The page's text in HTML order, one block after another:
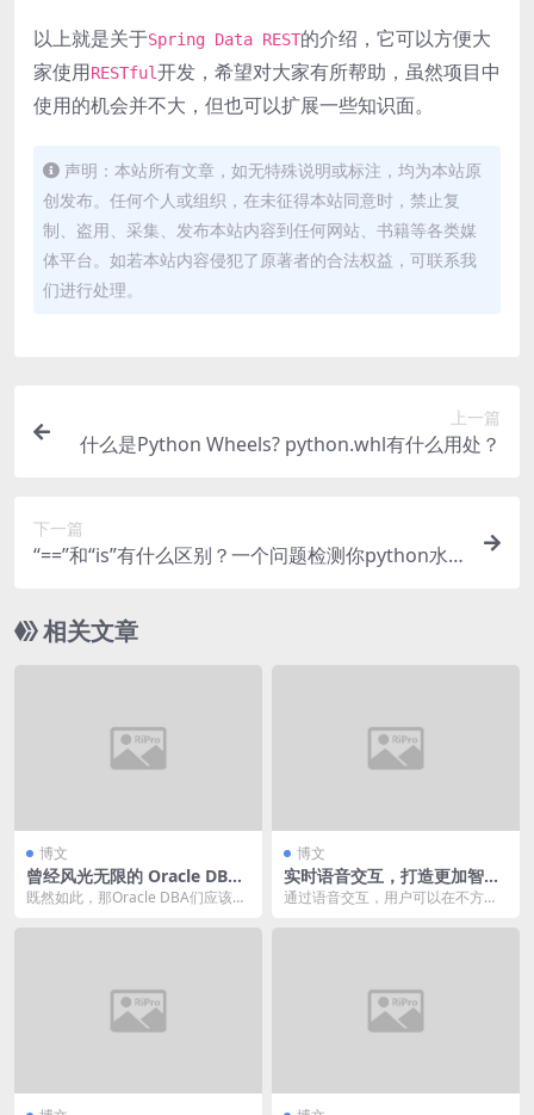
以上就是关于Spring Data REST的介绍，它可以方便大
家使用RESTful开发，希望对大家有所帮助，虽然项目中
使用的机会并不大，但也可以扩展一些知识面。
声明：本站所有文章，如无特殊说明或标注，均为本站原
创发布。任何个人或组织，在未征得本站同意时，禁止复
制、盗用、采集、发布本站内容到任何网站、书籍等各类媒
体平台。如若本站内容侵犯了原著者的合法权益，可联系我
们进行处理。
上一篇
什么是Python Wheels? python.whl有什么用处？
下一篇
“==”和“is”有什么区别？一个问题检测你python水
相关文章
博文
曾经风光无限的 Oracle DBA
已经落伍了吗？
既然如此，那Oracle DBA们应该如
博文
实时语音交互，打造更加智能
便捷的应用
通过语音交互，用户可以在不方便